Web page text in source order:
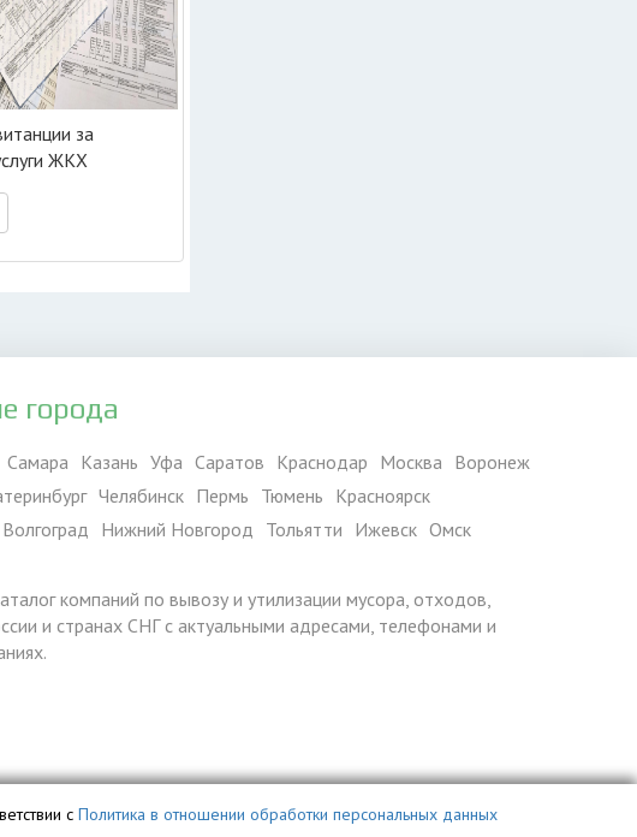
за
ЖКХ
города
Самара Казань Уфа Саратов Краснодар Москва Воронеж
Челябинск Пермь Тюмень Красноярск
Волгоград Нижний Новгород Тольятти Ижевск Омск
компаний по вывозу и утилизации мусора, отходов,
и странах СНГ с актуальными адресами, телефонами и
с Политика в отношении обработки персональных данных